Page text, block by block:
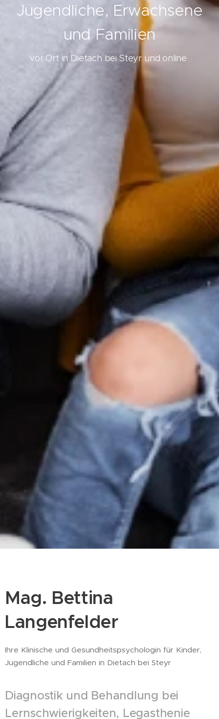
Jugendliche, Erwachsene
und Familien
vor Ort in Dietach bei Steyr und online
Mag. Bettina
Langenfelder
Ihre Klinische und Gesundheitspsychologin für Kinder,
Jugendliche und Familien in Dietach bei Steyr
Diagnostik und Behandlung bei
Lernschwierigkeiten, Legasthenie